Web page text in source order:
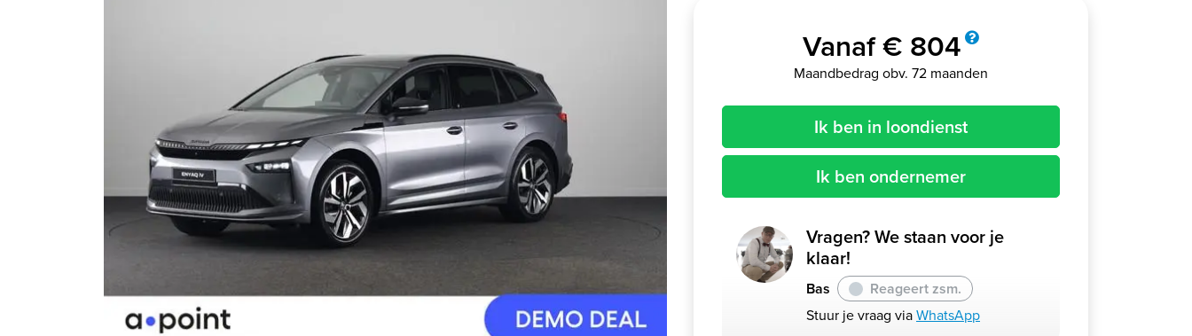
Vanaf € 804
Maandbedrag obv. 72 maanden
Ik ben in loondienst
Ik ben ondernemer
Vragen? We staan voor je
klaar!
Bas
Reageert zsm.
Stuur je vraag viaWhatsApp